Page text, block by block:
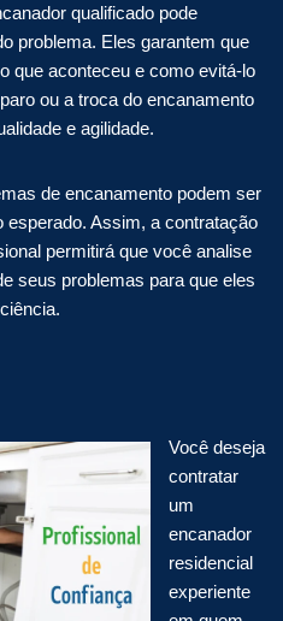
qualificado pode
problema. Eles garantem que
que aconteceu e como evitá-lo
ou a troca do encanamento
e agilidade.
de encanamento podem ser
esperado. Assim, a contratação
permitirá que você analise
seus problemas para que eles
Você deseja
contratar
um
encanador
residencial
experiente